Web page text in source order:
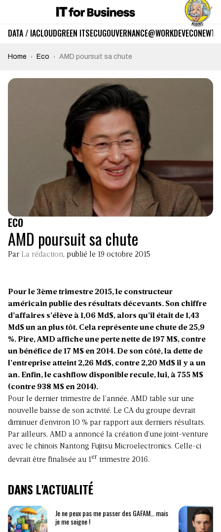
DATA / IACLOUDGREEN ITSECUGOUVERNANCE@WORKDEVECO
Home Eco AMD poursuit sa chute
ECO
AMD poursuit sa chute
Par La rédaction, publié le 19 octobre 2015
Pour le 3ème trimestre 2015, le constructeur
américain publie des résultats décevants. Son chiffre
d’affaires s’élève à 1,06 Md$, alors qu’il était de 1,43
Md$ un an plus tôt. Cela représente une chute de 25,9
%. Pire, AMD affiche une perte nette de 197 M$, contre
un bénéfice de 17 M$ en 2014. De son côté, la dette de
l’entreprise atteint 2,26 Md$, contre 2,20 Md$ il y a un
an. Enfin, le cashflow disponible recule, lui, à 755 M$
(contre 938 M$ en 2014).
Pour le dernier trimestre de l’année, AMD table sur une
nouvelle baisse de son activité. Le CA du groupe devrait
diminuer d’environ 10 % par rapport aux derniers résultats.
Par ailleurs, AMD a annoncé la création d’une joint-venture
avec le chinois Nantong Fujitsu Microelectronics. Celle-ci
devrait être finalisée au 1er trimestre 2016.
DANS L'ACTUALITÉ
Je ne peux pas me passer des GAFAM… mais
je me soigne !